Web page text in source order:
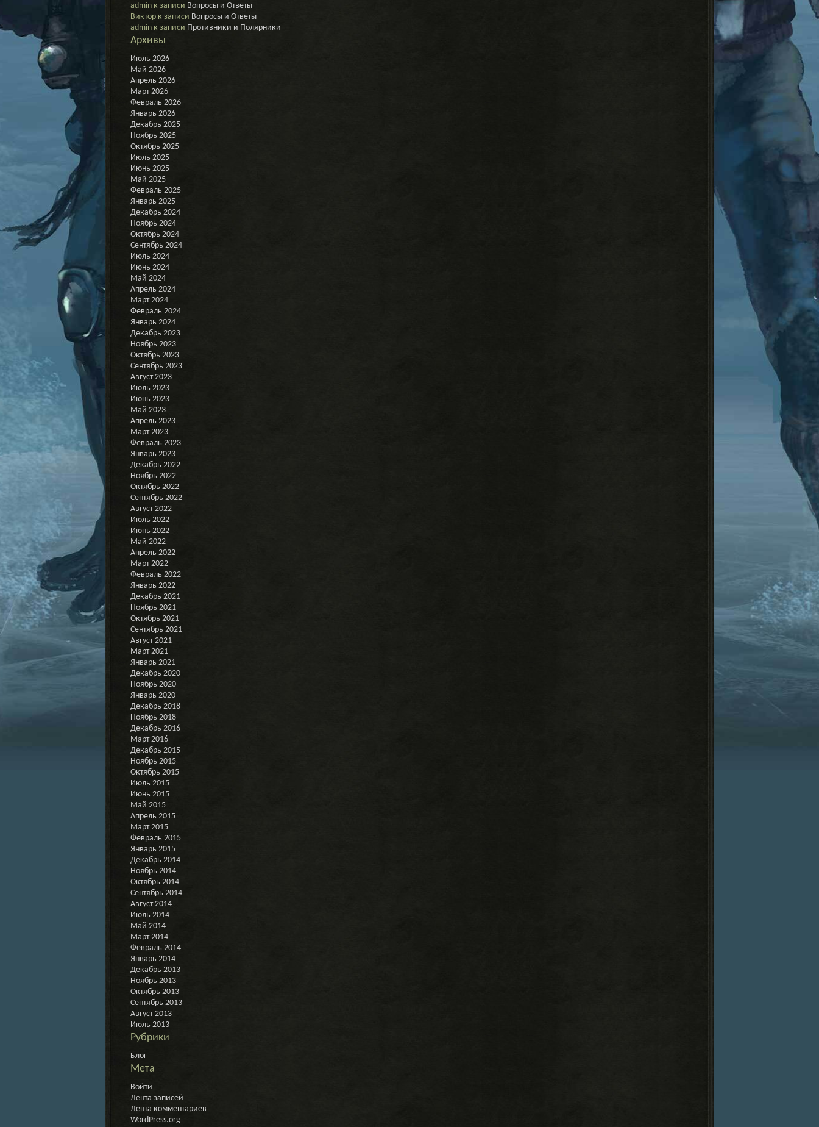
admin к записи Вопросы и Ответы
Виктор к записи Вопросы и Ответы
admin к записи Противники и Полярники
Архивы
Июль 2026
Май 2026
Апрель 2026
Март 2026
Февраль 2026
Январь 2026
Декабрь 2025
Ноябрь 2025
Октябрь 2025
Июль 2025
Июнь 2025
Май 2025
Февраль 2025
Январь 2025
Декабрь 2024
Ноябрь 2024
Октябрь 2024
Сентябрь 2024
Июль 2024
Июнь 2024
Май 2024
Апрель 2024
Март 2024
Февраль 2024
Январь 2024
Декабрь 2023
Ноябрь 2023
Октябрь 2023
Сентябрь 2023
Август 2023
Июль 2023
Июнь 2023
Май 2023
Апрель 2023
Март 2023
Февраль 2023
Январь 2023
Декабрь 2022
Ноябрь 2022
Октябрь 2022
Сентябрь 2022
Август 2022
Июль 2022
Июнь 2022
Май 2022
Апрель 2022
Март 2022
Февраль 2022
Январь 2022
Декабрь 2021
Ноябрь 2021
Октябрь 2021
Сентябрь 2021
Август 2021
Март 2021
Январь 2021
Декабрь 2020
Ноябрь 2020
Январь 2020
Декабрь 2018
Ноябрь 2018
Декабрь 2016
Март 2016
Декабрь 2015
Ноябрь 2015
Октябрь 2015
Июль 2015
Июнь 2015
Май 2015
Апрель 2015
Март 2015
Февраль 2015
Январь 2015
Декабрь 2014
Ноябрь 2014
Октябрь 2014
Сентябрь 2014
Август 2014
Июль 2014
Май 2014
Март 2014
Февраль 2014
Январь 2014
Декабрь 2013
Ноябрь 2013
Октябрь 2013
Сентябрь 2013
Август 2013
Июль 2013
Рубрики
Блог
Мета
Войти
Лента записей
Лента комментариев
WordPress.org